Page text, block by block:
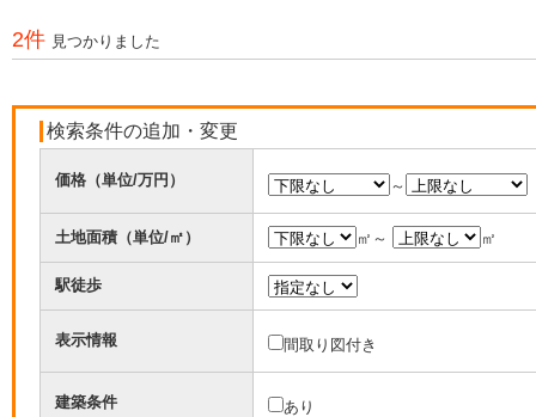
2件 見つかりました
検索条件の追加・変更
価格（単位/万円） ～
土地面積（単位/㎡） ㎡～ ㎡
駅徒歩
表示情報 間取り図付き
建築条件 あり